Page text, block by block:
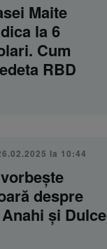
Maite
la 6
Cum
RBD
la 10:44
despre
și Dulce